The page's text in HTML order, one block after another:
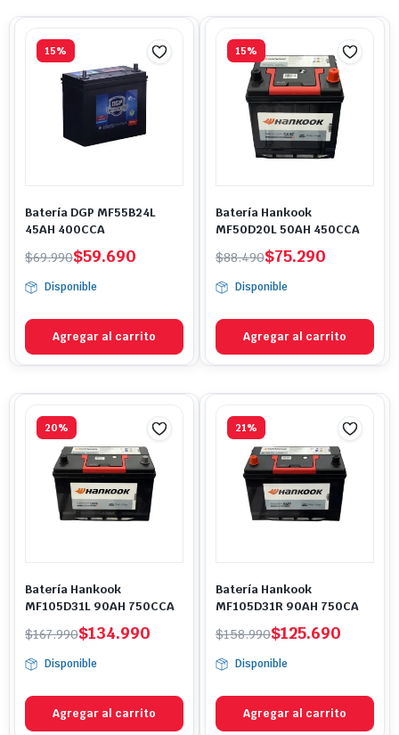
15%
Batería DGP MF55B24L
45AH 400CCA
$69.990
El
original
$69.990.
$59.690
El
actual
$59.690.
Disponible
Agregar al carrito
15%
Batería Hankook
MF50D20L 50AH 450CCA
$88.490
El
original
$88.490.
$75.290
El
actual
$75.290.
Disponible
Agregar al carrito
20%
Batería Hankook
MF105D31L 90AH 750CCA
$167.990
El
original
$167.990.
$134.990
El
actual
$134.990.
Disponible
Agregar al carrito
21%
Batería Hankook
MF105D31R 90AH 750CA
$158.990
El
original
$158.990.
$125.690
El
actual
$125.690.
Disponible
Agregar al carrito